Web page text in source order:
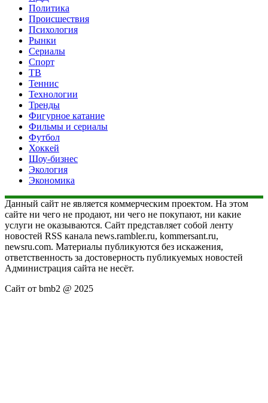
Политика
Происшествия
Психология
Рынки
Сериалы
Спорт
ТВ
Теннис
Технологии
Тренды
Фигурное катание
Фильмы и сериалы
Футбол
Хоккей
Шоу-бизнес
Экология
Экономика
Данный сайт не является коммерческим проектом. На этом
сайте ни чего не продают, ни чего не покупают, ни какие
услуги не оказываются. Сайт представляет собой ленту
новостей RSS канала news.rambler.ru, kommersant.ru,
newsru.com. Материалы публикуются без искажения,
ответственность за достоверность публикуемых новостей
Администрация сайта не несёт.
Сайт от bmb2 @ 2025